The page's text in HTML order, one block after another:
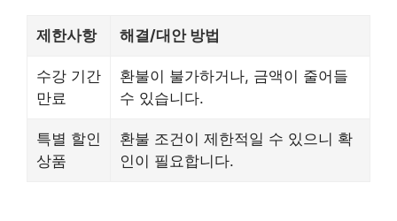
제한사항 해결/대안 방법
수강 기간
만료
환불이 불가하거나, 금액이 줄어들
수 있습니다.
특별 할인
상품
환불 조건이 제한적일 수 있으니 확
인이 필요합니다.